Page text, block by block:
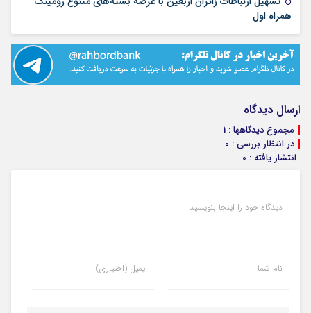
همراه اول
ارسال دیدگاه
مجموع دیدگاهها : 1
در انتظار بررسی : 0
انتشار یافته : 0
دیدگاه خود را اینجا بنویسید
نام شما ایمیل (اختیاری)